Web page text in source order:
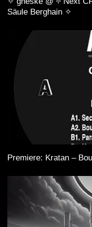
Säule Berghain ✧
Premiere: Kratan –